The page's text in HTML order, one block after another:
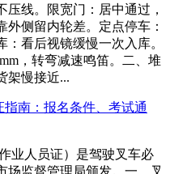
压线。限宽门：居中通过，
外侧留内轮差。定点停车：
看后视镜缓慢一次入库。
，转弯减速鸣笛。二、堆
架慢接近...
指南：报名条件、考试通
业人员证）是驾驶叉车必
场监督管理局颁发。一、叉